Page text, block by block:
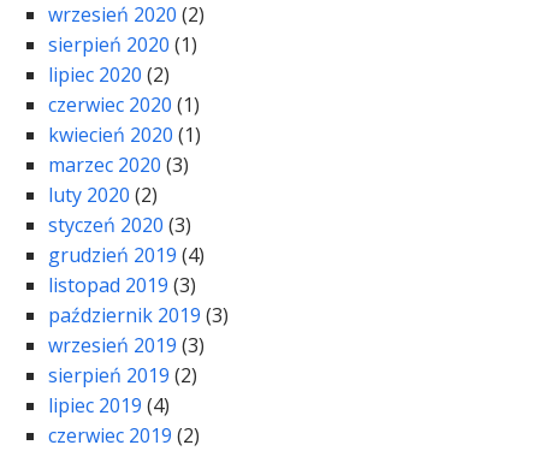
wrzesień 2020 (2)
sierpień 2020 (1)
lipiec 2020 (2)
czerwiec 2020 (1)
kwiecień 2020 (1)
marzec 2020 (3)
luty 2020 (2)
styczeń 2020 (3)
grudzień 2019 (4)
listopad 2019 (3)
październik 2019 (3)
wrzesień 2019 (3)
sierpień 2019 (2)
lipiec 2019 (4)
czerwiec 2019 (2)